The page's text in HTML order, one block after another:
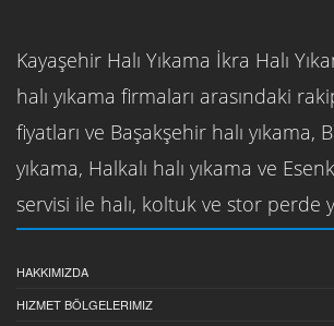
Kayaşehir Halı Yıkama İkra Halı
halı yıkama firmaları arasındaki
fiyatları ve Başakşehir halı yıkama,
yıkama, Halkalı halı yıkama ve
servisi ile halı, koltuk ve stor perde
HAKKIMIZDA
HIZMET BÖLGELERIMIZ